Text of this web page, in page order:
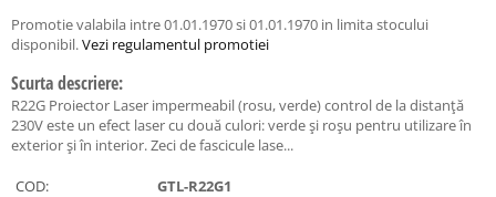
Promotie valabila intre 01.01.1970 si 01.01.1970 in limita stocului
disponibil.Vezi regulamentul promotiei
Scurta descriere:
R22G Proiector Laser impermeabil (rosu, verde) control de la distanță
230V este un efect laser cu două culori: verde și roșu pentru utilizare în
exterior și în interior. Zeci de fascicule lase...
COD:
GTL-R22G1